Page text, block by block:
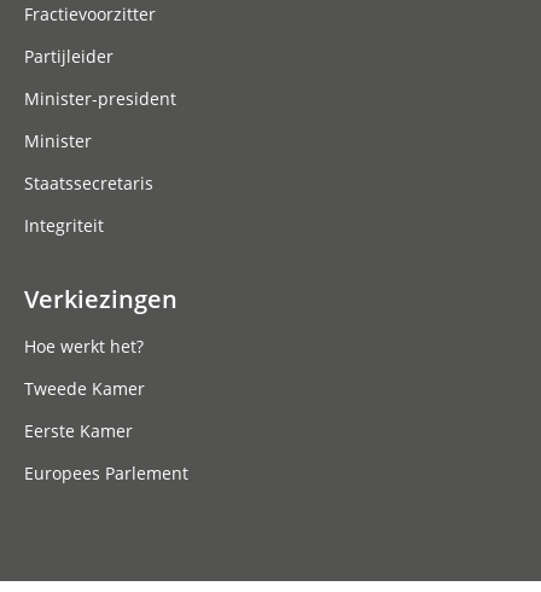
Fractievoorzitter
Partijleider
Minister-president
Minister
Staatssecretaris
Integriteit
Verkiezingen
Hoe werkt het?
Tweede Kamer
Eerste Kamer
Europees Parlement